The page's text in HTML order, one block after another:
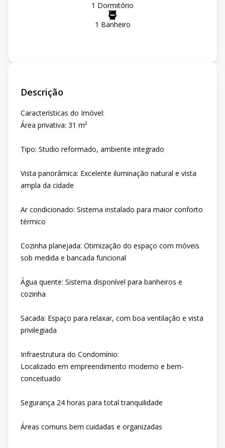
1 Dormitório
1 Banheiro
Descrição
Características do Imóvel:
Área privativa: 31 m²
Tipo: Studio reformado, ambiente integrado
Vista panorâmica: Excelente iluminação natural e vista
ampla da cidade
Ar condicionado: Sistema instalado para maior conforto
térmico
Cozinha planejada: Otimização do espaço com móveis
sob medida e bancada funcional
Água quente: Sistema disponível para banheiros e
cozinha
Sacada: Espaço para relaxar, com boa ventilação e vista
privilegiada
Infraestrutura do Condomínio:
Localizado em empreendimento moderno e bem-
conceituado
Segurança 24 horas para total tranquilidade
Áreas comuns bem cuidadas e organizadas